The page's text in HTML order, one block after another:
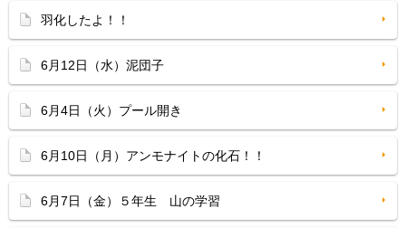
羽化したよ！！
6月12日（水）泥団子
6月4日（火）プール開き
6月10日（月）アンモナイトの化石！！
6月7日（金）５年生 山の学習